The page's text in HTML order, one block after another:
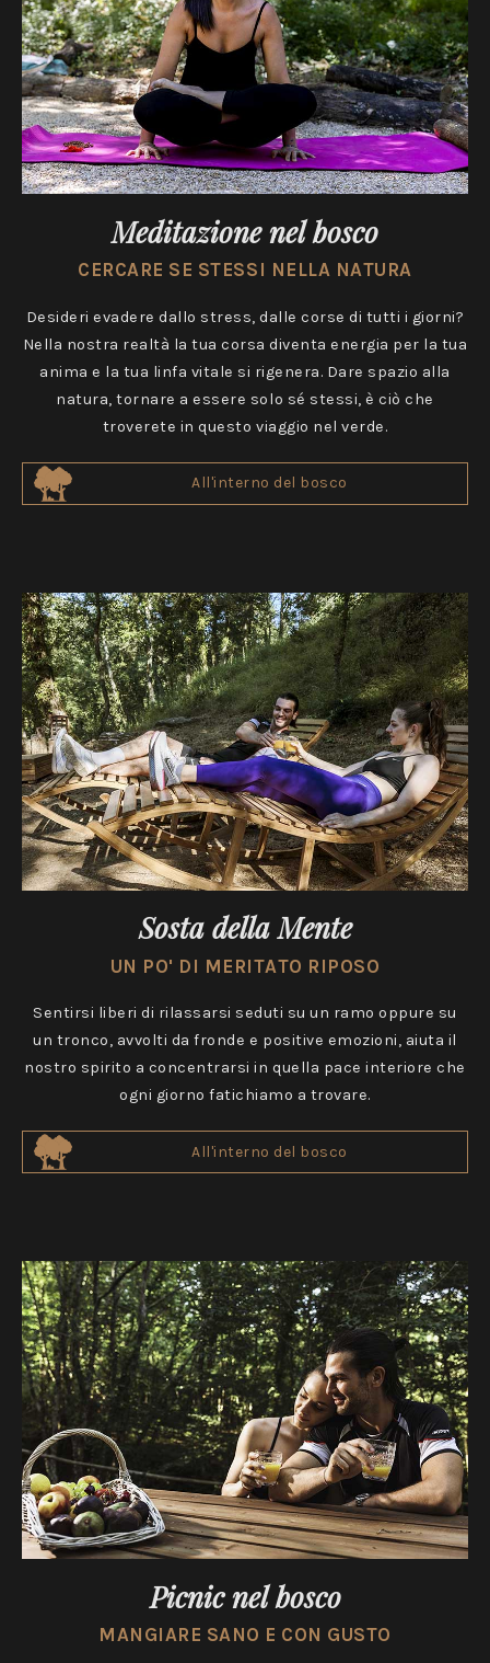
Meditazione nel bosco
CERCARE SE STESSI NELLA NATURA
Desideri evadere dallo stress, dalle corse di tutti i giorni?
Nella nostra realtà la tua corsa diventa energia per la tua
anima e la tua linfa vitale si rigenera. Dare spazio alla
natura, tornare a essere solo sé stessi, è ciò che
troverete in questo viaggio nel verde.
All'interno del bosco
Sosta della Mente
UN PO' DI MERITATO RIPOSO
Sentirsi liberi di rilassarsi seduti su un ramo oppure su
un tronco, avvolti da fronde e positive emozioni, aiuta il
nostro spirito a concentrarsi in quella pace interiore che
ogni giorno fatichiamo a trovare.
All'interno del bosco
Picnic nel bosco
MANGIARE SANO E CON GUSTO